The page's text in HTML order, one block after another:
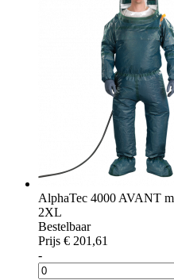
AlphaTec 4000 AVANT
2XL
Bestelbaar
Prijs € 201,61
-